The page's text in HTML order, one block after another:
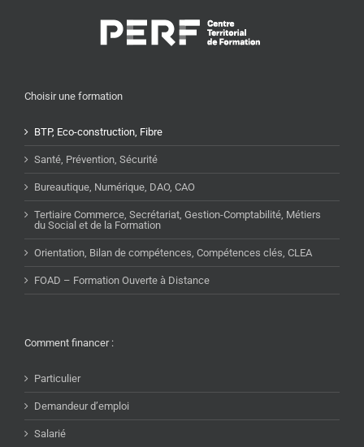
Choisir une formation
BTP, Eco-construction, Fibre
Santé, Prévention, Sécurité
Bureautique, Numérique, DAO, CAO
Tertiaire Commerce, Secrétariat, Gestion-Comptabilité, Métiers
du Social et de la Formation
Orientation, Bilan de compétences, Compétences clés, CLEA
FOAD – Formation Ouverte à Distance
Comment financer :
Particulier
Demandeur d’emploi
Salarié